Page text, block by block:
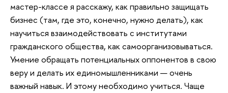
мастер-классе я расскажу, как правильно защищать
бизнес (там, где это, конечно, нужно делать), как
научиться взаимодействовать с институтами
гражданского общества, как самоорганизовываться.
Умение обращать потенциальных оппонентов в свою
веру и делать их единомышленниками — очень
важный навык. И этому необходимо учиться. Чаще